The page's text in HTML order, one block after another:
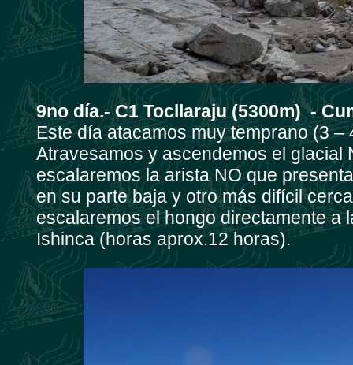
9no día.- C1 Tocllaraju (5300m) -
Este día atacamos muy temprano (3
Atravesamos y ascendemos el glacial
escalaremos la arista NO que
en su parte baja y otro más difícil
escalaremos el hongo directamente a
Ishinca (horas aprox.12 horas).